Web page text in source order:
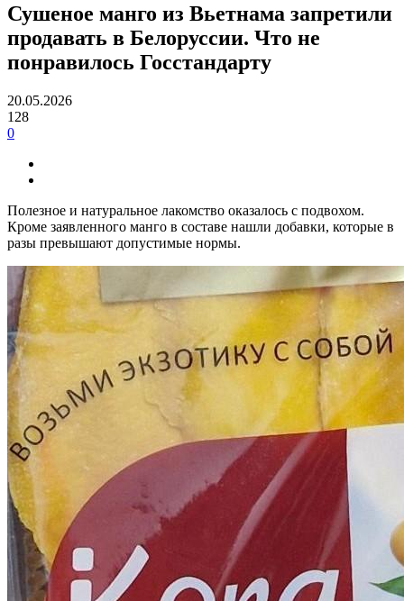
Сушеное манго из Вьетнама запретили
продавать в Белоруссии. Что не
понравилось Госстандарту
20.05.2026
128
0
Полезное и натуральное лакомство оказалось с подвохом.
Кроме заявленного манго в составе нашли добавки, которые в
разы превышают допустимые нормы.